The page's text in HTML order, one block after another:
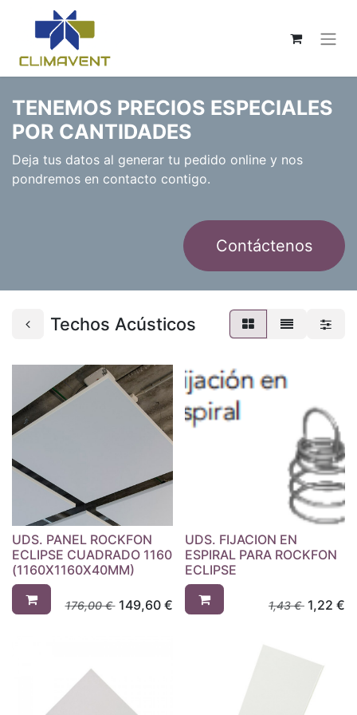
TENEMOS PRECIOS ESPECIALES
POR CANTIDADES
Deja tus datos al generar tu pedido online y nos
pondremos en contacto contigo.
Contáctenos
Techos Acústicos
UDS. PANEL ROCKFON
ECLIPSE CUADRADO 1160
(1160X1160X40MM)
176,00€ 149,60€
UDS. FIJACION EN
ESPIRAL PARA ROCKFON
ECLIPSE
1,43€ 1,22 €